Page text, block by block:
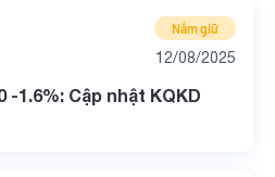
Nắm giữ
12/08/2025
-1.6%: Cập nhật KQKD